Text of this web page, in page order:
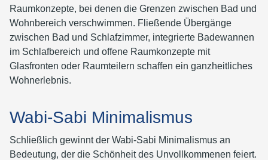
Raumkonzepte, bei denen die Grenzen zwischen Bad und
Wohnbereich verschwimmen. Fließende Übergänge
zwischen Bad und Schlafzimmer, integrierte Badewannen
im Schlafbereich und offene Raumkonzepte mit
Glasfronten oder Raumteilern schaffen ein ganzheitliches
Wohnerlebnis.
Wabi-Sabi Minimalismus
Schließlich gewinnt der Wabi-Sabi Minimalismus an
Bedeutung, der die Schönheit des Unvollkommenen feiert.